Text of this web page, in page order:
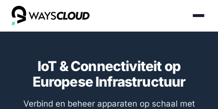
IoT & Connectiviteit op
Europese Infrastructuur
Verbind en beheer apparaten op schaal met